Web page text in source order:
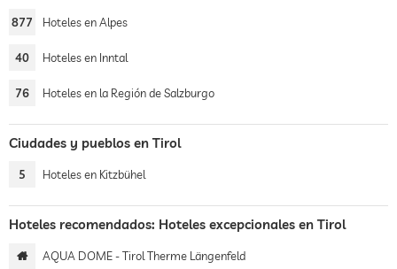
877 Hoteles en Alpes
40 Hoteles en Inntal
76 Hoteles en la Región de Salzburgo
Ciudades y pueblos en Tirol
5 Hoteles en Kitzbühel
Hoteles recomendados: Hoteles excepcionales en Tirol
AQUA DOME - Tirol Therme Längenfeld